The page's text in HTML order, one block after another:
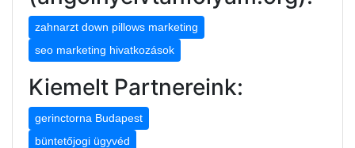
zahnarzt down pillows marketing
seo marketing hivatkozások
Kiemelt Partnereink:
gerinctorna Budapest
büntetőjogi ügyvéd